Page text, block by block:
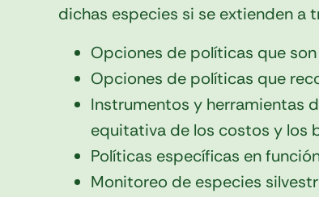
dichas especies si se extienden a
Opciones de políticas que
Opciones de políticas que
Instrumentos y herramientas
equitativa de los costos y los
Políticas específicas en
Monitoreo de especies